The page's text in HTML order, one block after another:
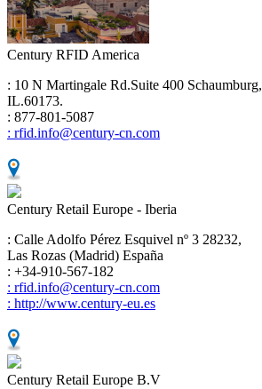
Century RFID America
: 10 N Martingale Rd.Suite 400 Schaumburg,
IL.60173.
: 877-801-5087
: rfid.info@century-cn.com
Century Retail Europe - Iberia
: Calle Adolfo Pérez Esquivel nº 3 28232,
Las Rozas (Madrid) España
: +34-910-567-182
: rfid.info@century-cn.com
: http://www.century-eu.es
Century Retail Europe B.V